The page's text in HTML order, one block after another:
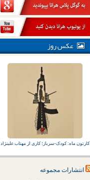
عکس روز
کارتون ماه: کودک-سرباز؛ کاری از مهتاب علینژاد
انتشارات مجموعه